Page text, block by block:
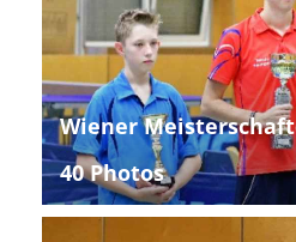
Wiener
40 Photos